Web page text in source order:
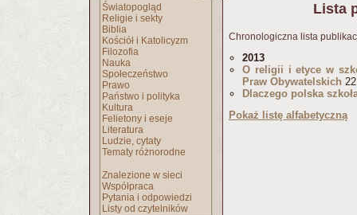
Światopogląd
Religie i sekty
Biblia
Kościół i Katolicyzm
Filozofia
Nauka
Społeczeństwo
Prawo
Państwo i polityka
Kultura
Felietony i eseje
Literatura
Ludzie, cytaty
Tematy różnorodne
Znalezione w sieci
Współpraca
Pytania i odpowiedzi
Listy od czytelników
Lista
Chronologiczna lista
2013
O religii i etyce w
Praw Obywatelskich
Dlaczego polska
Pokaż listę alfabetyczną